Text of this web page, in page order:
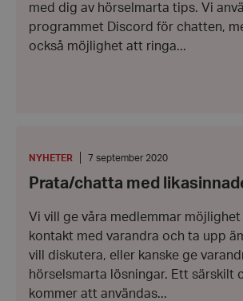
med dig av hörselmarta tips. Vi
programmet Discord för chatten,
också möjlighet att ringa...
likasinnade
KATEGORI
NYHETER
Datum:
september
7 september 2020
Prata/chatta med
Vi vill ge våra medlemmar
kontakt med varandra och ta upp
vill diskutera, eller kanske ge
hörselsmarta lösningar. Ett särskilt
kommer att användas...